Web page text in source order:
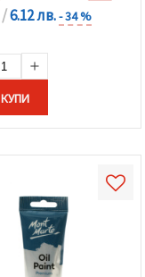
/6.12 лв.- 34 %
КУПИ